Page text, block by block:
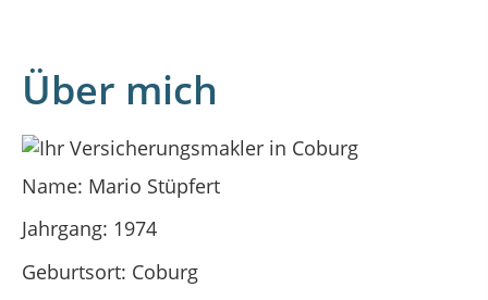
Über mich
Name: Mario Stüpfert
Jahrgang: 1974
Geburtsort: Coburg